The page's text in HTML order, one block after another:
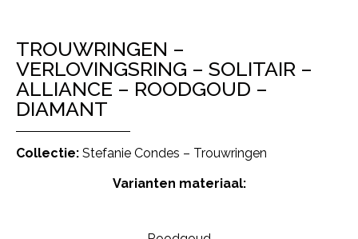
TROUWRINGEN –
VERLOVINGSRING – SOLITAIR –
ALLIANCE – ROODGOUD –
DIAMANT
Collectie: Stefanie Condes – Trouwringen
Varianten materiaal: